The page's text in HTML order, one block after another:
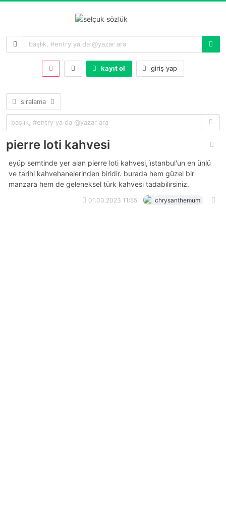
kayıt ol giriş yap
sıralama
pierre loti kahvesi
eyüp semtinde yer alan pierre loti kahvesi, i̇stanbul'un en ünlü
ve tarihi kahvehanelerinden biridir. burada hem güzel bir
manzara hem de geleneksel türk kahvesi tadabilirsiniz.
01.03.2023 11:55 chrysanthemum